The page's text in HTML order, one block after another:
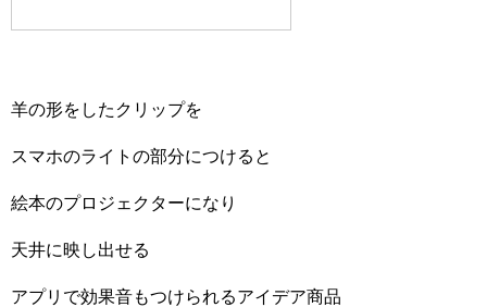
羊の形をしたクリップを
スマホのライトの部分につけると
絵本のプロジェクターになり
天井に映し出せる
アプリで効果音もつけられるアイデア商品